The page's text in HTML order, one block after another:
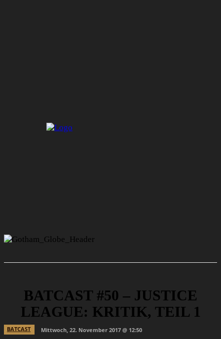
BATCAST #50 – JUSTICE
LEAGUE: KRITIK, TEIL 1
BATCAST
Mittwoch, 22. November 2017 @ 12:50